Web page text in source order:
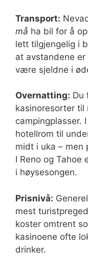
Transport:
må ha bil for å
lett tilgjengelig i
at avstandene
være sjeldne i
Overnatting: Du
kasinoresorter til
campingplasser.
hotellrom til
midt i uka – men
I Reno og Tahoe
i høysesongen.
Prisnivå:
mest
koster omtrent
kasinoene ofte
drinker.